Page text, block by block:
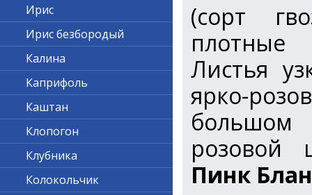
(сорт
плотные
Листья
ярко-
большом
розовой
Пинк
Ирис
Ирис безбородый
Калина
Каприфоль
Каштан
Клопогон
Клубника
Колокольчик